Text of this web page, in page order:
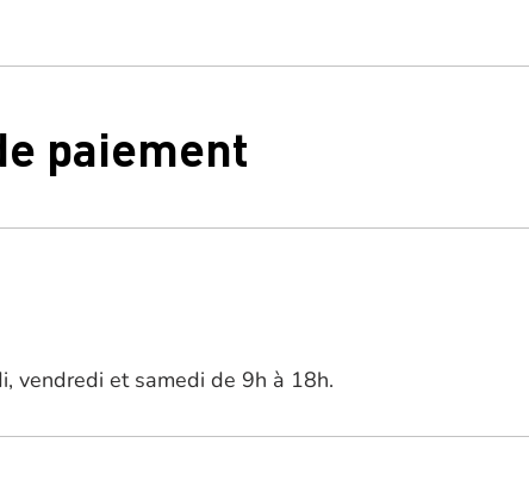
paiement
vendredi et samedi de 9h à 18h.